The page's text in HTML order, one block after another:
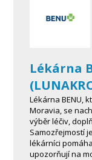
Lékárna
Lékárna BENU,
Moravia, se
výběr léčiv,
Samozřejmostí
lékárníci
upozorňují na